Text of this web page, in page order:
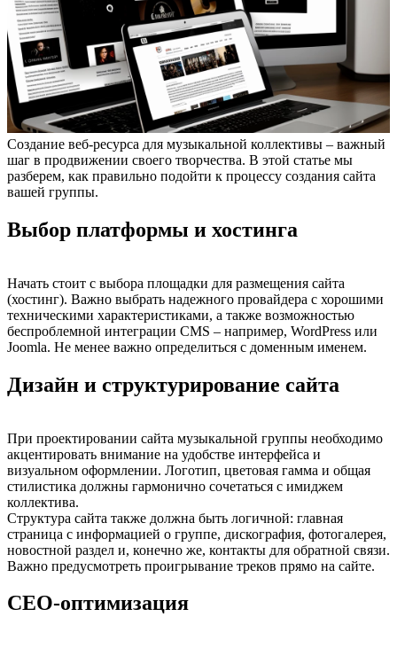
Создание веб-ресурса для музыкальной коллективы – важный
шаг в продвижении своего творчества. В этой статье мы
разберем, как правильно подойти к процессу создания сайта
вашей группы.
Выбор платформы и хостинга
Начать стоит с выбора площадки для размещения сайта
(хостинг). Важно выбрать надежного провайдера с хорошими
техническими характеристиками, а также возможностью
беспроблемной интеграции CMS – например, WordPress или
Joomla. Не менее важно определиться с доменным именем.
Дизайн и структурирование сайта
При проектировании сайта музыкальной группы необходимо
акцентировать внимание на удобстве интерфейса и
визуальном оформлении. Логотип, цветовая гамма и общая
стилистика должны гармонично сочетаться с имиджем
коллектива.
Структура сайта также должна быть логичной: главная
страница с информацией о группе, дискография, фотогалерея,
новостной раздел и, конечно же, контакты для обратной связи.
Важно предусмотреть проигрывание треков прямо на сайте.
СЕО-оптимизация